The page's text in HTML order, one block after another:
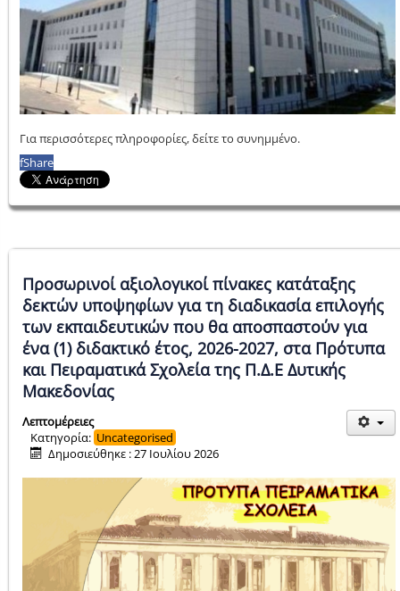
Για περισσότερες πληροφορίες, δείτε το συνημμένο.
fShare
Προσωρινοί αξιολογικοί πίνακες κατάταξης
δεκτών υποψηφίων για τη διαδικασία επιλογής
των εκπαιδευτικών που θα αποσπαστούν για
ένα (1) διδακτικό έτος, 2026-2027, στα Πρότυπα
και Πειραματικά Σχολεία της Π.Δ.Ε Δυτικής
Μακεδονίας
Λεπτομέρειες
Κατηγορία: Uncategorised
Δημοσιεύθηκε : 27 Ιουλίου 2026